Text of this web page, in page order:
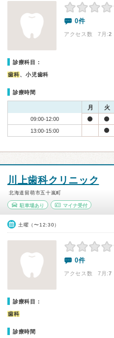
0件
アクセス数 7月:2
診療科目：
歯科、小児歯科
診療時間
月 火
09:00-12:00
13:00-15:00
川上歯科クリニック
北海道留萌市五十嵐町
駐車場あり マイナ受付
土曜（〜12:30）
0件
アクセス数 7月:7
診療科目：
歯科
診療時間